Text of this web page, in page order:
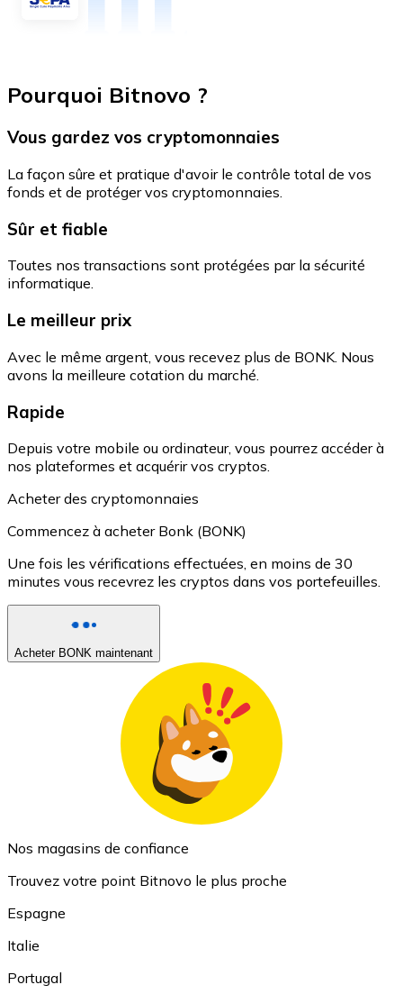
Pourquoi Bitnovo ?
Vous gardez vos cryptomonnaies
La façon sûre et pratique d'avoir le contrôle total de vos
fonds et de protéger vos cryptomonnaies.
Sûr et fiable
Toutes nos transactions sont protégées par la sécurité
informatique.
Le meilleur prix
Avec le même argent, vous recevez plus de BONK. Nous
avons la meilleure cotation du marché.
Rapide
Depuis votre mobile ou ordinateur, vous pourrez accéder à
nos plateformes et acquérir vos cryptos.
Acheter des cryptomonnaies
Commencez à acheter Bonk (BONK)
Une fois les vérifications effectuées, en moins de 30
minutes vous recevrez les cryptos dans vos portefeuilles.
Acheter BONK maintenant
Nos magasins de confiance
Trouvez votre point Bitnovo le plus proche
Espagne
Italie
Portugal